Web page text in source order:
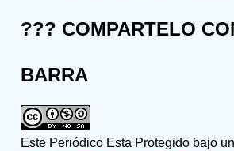
??? COMPARTELO
BARRA
Este Periódico Esta Protegido bajo